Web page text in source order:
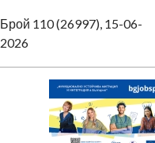
Брой 110 (26997), 15-06-
2026